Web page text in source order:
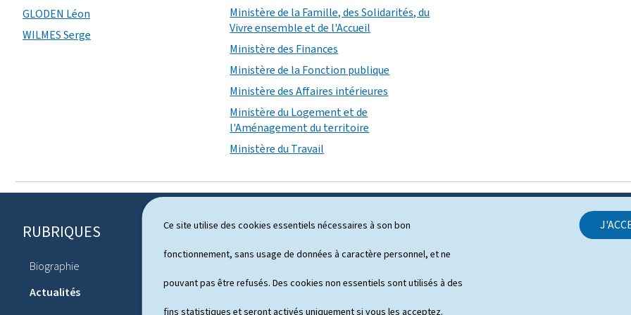
Ce site utilise des cookies essentiels nécessaires à son bon
fonctionnement, sans usage de données à caractère personnel, et ne
pouvant pas être refusés. Des cookies non essentiels sont utilisés à des
fins statistiques et seront activés uniquement si vous les acceptez.
GLODEN Léon
WILMES Serge
Ministère de la Famille, des Solidarités, du
Vivre ensemble et de l'Accueil
Ministère des Finances
Ministère de la Fonction publique
Ministère des Affaires intérieures
Ministère du Logement et de
l'Aménagement du territoire
Ministère du Travail
PRUBRIQUES
Biographie
Actualités